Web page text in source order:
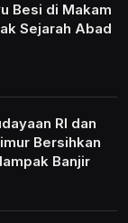
Besi di Makam
Sejarah Abad
RI dan
Bersihkan
Banjir